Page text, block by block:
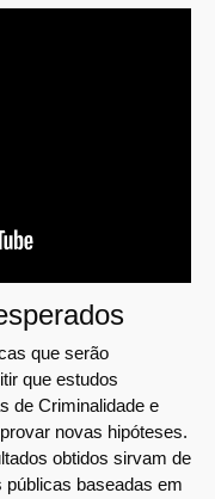
que serão
que estudos
de Criminalidade e
novas hipóteses.
obtidos sirvam de
baseadas em